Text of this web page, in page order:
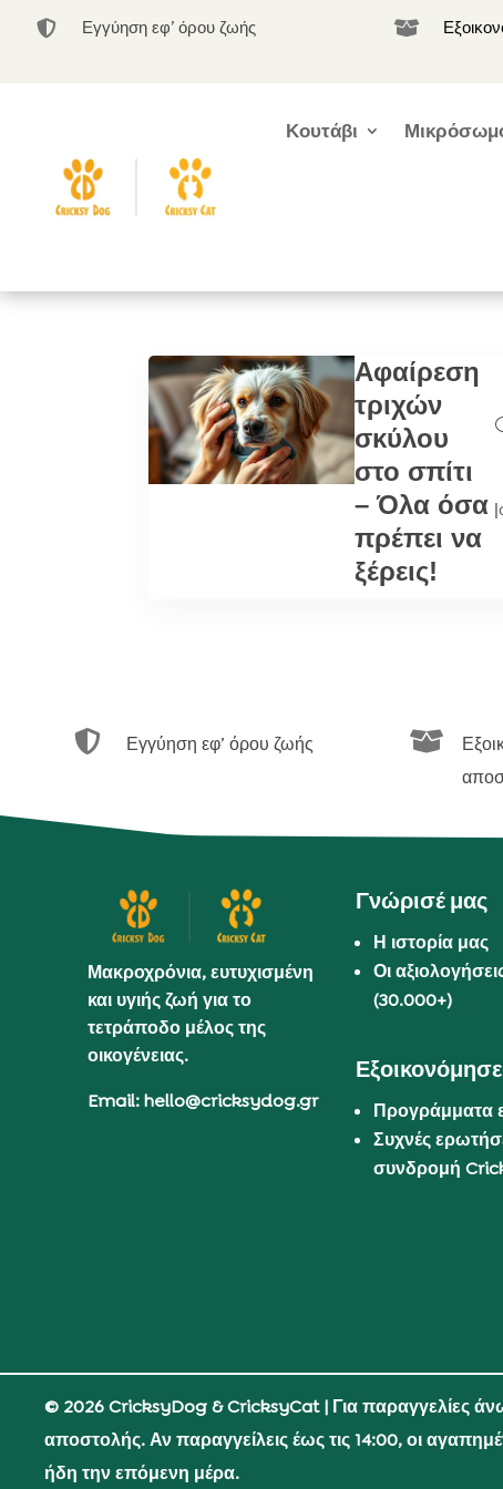
 Εγγύηση εφ’ όρου ζωής 
Κουτάβι
Αφαίρεση
τριχών
σκύλου
στο σπίτι
– Όλα όσα
πρέπει να
ξέρεις!
|
 Εγγύηση εφ’ όρου ζωής 
Μακροχρόνια, ευτυχισμένη
και υγιής ζωή για το
τετράποδο μέλος της
οικογένειας.
Email: hello@cricksydog.gr
Γνώρισέ μας
Η ιστορία μας
Οι
(30.000+)
Προγράμματα
Συχνές
συνδρομή
© 2026 CricksyDog & CricksyCat| Για παραγγελίες
αποστολής. Αν παραγγείλεις έως τις 14:00, οι
ήδη την επόμενη μέρα.